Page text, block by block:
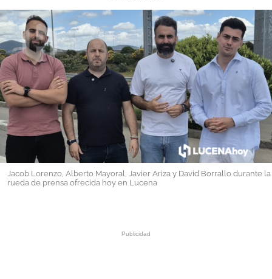
SALUD
OBRAS
NECROLÓGICAS
GALERÍAS
Jacob Lorenzo, Alberto Mayoral, Javier Ariza y David Borrallo durante la
rueda de prensa ofrecida hoy en Lucena